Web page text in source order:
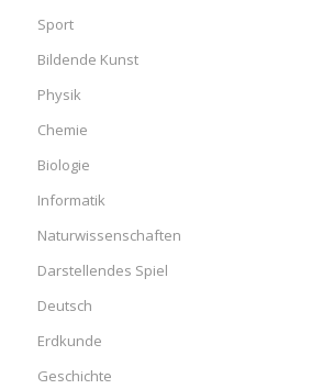
Sport
Bildende Kunst
Physik
Chemie
Biologie
Informatik
Naturwissenschaften
Darstellendes Spiel
Deutsch
Erdkunde
Geschichte